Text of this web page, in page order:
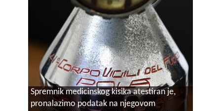
Spremnik medicinskog kisika atestiran je,
pronalazimo podatak na njegovom